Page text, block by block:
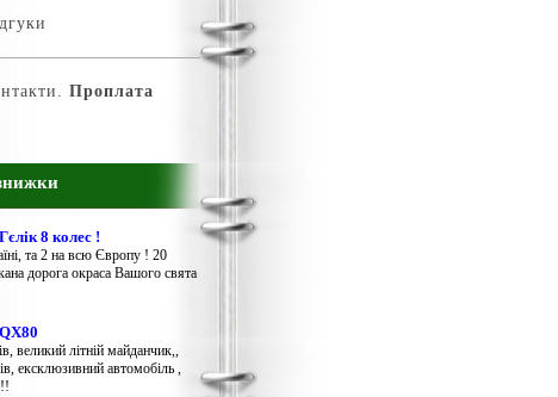
Проплата
8 колес !
та 2 на всю Європу ! 20
дорога окраса Вашого свята
великий літній майданчик,,
ексклюзивний автомобіль ,